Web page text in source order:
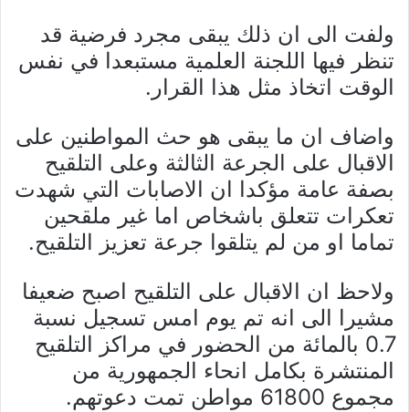
ولفت الى ان ذلك يبقى مجرد فرضية قد
تنظر فيها اللجنة العلمية مستبعدا في نفس
الوقت اتخاذ مثل هذا القرار.
واضاف ان ما يبقى هو حث المواطنين على
الاقبال على الجرعة الثالثة وعلى التلقيح
بصفة عامة مؤكدا ان الاصابات التي شهدت
تعكرات تتعلق باشخاص اما غير ملقحين
تماما او من لم يتلقوا جرعة تعزيز التلقيح.
ولاحظ ان الاقبال على التلقيح اصبح ضعيفا
مشيرا الى انه تم يوم امس تسجيل نسبة
0.7 بالمائة من الحضور في مراكز التلقيح
المنتشرة بكامل انحاء الجمهورية من
مجموع 61800 مواطن تمت دعوتهم.